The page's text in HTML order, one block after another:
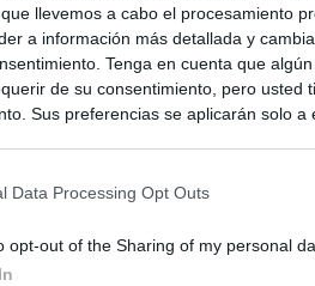
llevemos a cabo el procesamiento
a información más detallada y
Tenga en cuenta que
de su consentimiento, pero usted
Sus preferencias se aplicarán solo
Data Processing Opt Outs
opt-out of the Sharing of my personal